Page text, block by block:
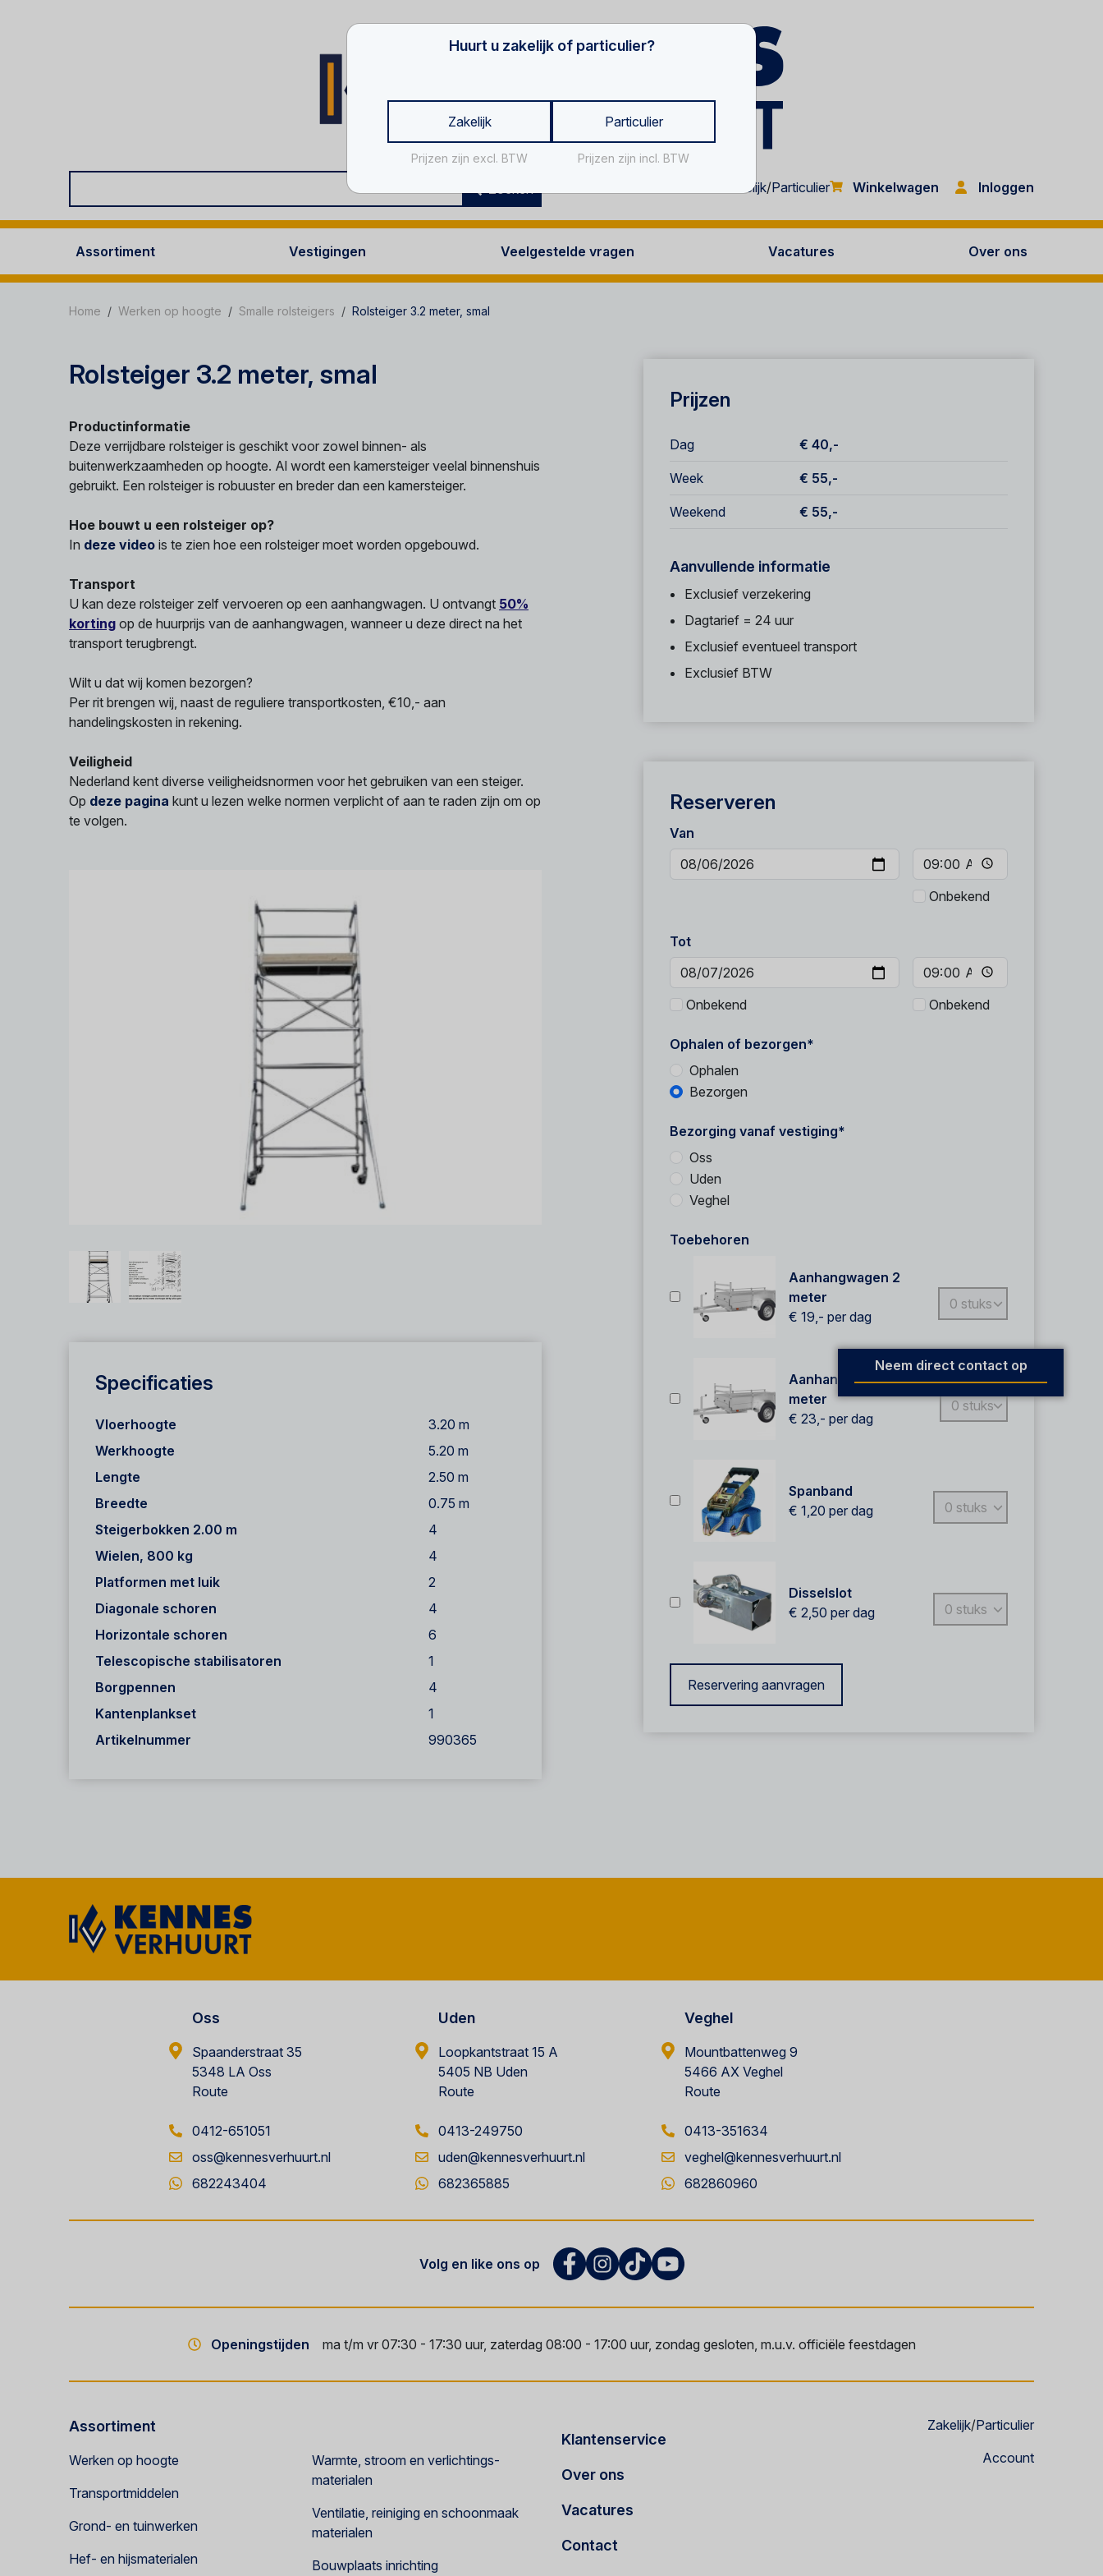
Zoeken Zakelijk/Particulier Winkelwagen Inloggen
Assortiment Vestigingen Veelgestelde vragen Vacatures Over ons
Home Werken op hoogte Smalle rolsteigers Rolsteiger 3.2 meter, smal
Rolsteiger 3.2 meter, smal
Productinformatie
Deze verrijdbare rolsteiger is geschikt voor zowel binnen- als
buitenwerkzaamheden op hoogte. Al wordt een kamersteiger veelal binnenshuis
gebruikt. Een rolsteiger is robuuster en breder dan een kamersteiger.
Hoe bouwt u een rolsteiger op?
In deze video is te zien hoe een rolsteiger moet worden opgebouwd.
Transport
U kan deze rolsteiger zelf vervoeren op een aanhangwagen. U ontvangt 50%
korting op de huurprijs van de aanhangwagen, wanneer u deze direct na het
transport terugbrengt.
Wilt u dat wij komen bezorgen?
Per rit brengen wij, naast de reguliere transportkosten, €10,- aan
handelingskosten in rekening.
Veiligheid
Nederland kent diverse veiligheidsnormen voor het gebruiken van een steiger.
Op deze pagina kunt u lezen welke normen verplicht of aan te raden zijn om op
te volgen.
Specificaties
Vloerhoogte
3.20 m
Werkhoogte
5.20 m
Lengte
2.50 m
Breedte
0.75 m
Steigerbokken 2.00 m
4
Wielen, 800 kg
4
Platformen met luik
2
Diagonale schoren
4
Horizontale schoren
6
Telescopische stabilisatoren
1
Borgpennen
4
Kantenplankset
1
Artikelnummer
990365
Prijzen
Dag € 40,-
Week € 55,-
Weekend € 55,-
Aanvullende informatie
Exclusief verzekering
Dagtarief = 24 uur
Exclusief eventueel transport
Exclusief BTW
Reserveren
Van
Onbekend
Tot
Onbekend Onbekend
Ophalen of bezorgen*
Ophalen
Bezorgen
Bezorging vanaf vestiging*
Oss
Uden
Veghel
Toebehoren
Aanhangwagen 2
meter
€ 19,- per dag
Aanhangwagen 2,5
meter
€ 23,- per dag
Spanband
€ 1,20 per dag
Disselslot
€ 2,50 per dag
Reservering aanvragen
Neem direct contact op
Oss
Spaanderstraat 35
5348 LA Oss
Route
0412-651051
oss@kennesverhuurt.nl
682243404
Uden
Loopkantstraat 15 A
5405 NB Uden
Route
0413-249750
uden@kennesverhuurt.nl
682365885
Veghel
Mountbattenweg 9
5466 AX Veghel
Route
0413-351634
veghel@kennesverhuurt.nl
682860960
Volg en like ons op
Openingstijden ma t/m vr 07:30 - 17:30 uur, zaterdag 08:00 - 17:00 uur, zondag gesloten, m.u.v. officiële feestdagen
Assortiment
Werken op hoogte
Transportmiddelen
Grond- en tuinwerken
Hef- en hijsmaterialen
Warmte, stroom en verlichtings-
materialen
Ventilatie, reiniging en schoonmaak
materialen
Bouwplaats inrichting
Klantenservice
Over ons
Vacatures
Contact
Zakelijk/Particulier
Account
Huurt u zakelijk of particulier?
Zakelijk
Prijzen zijn excl. BTW
Particulier
Prijzen zijn incl. BTW